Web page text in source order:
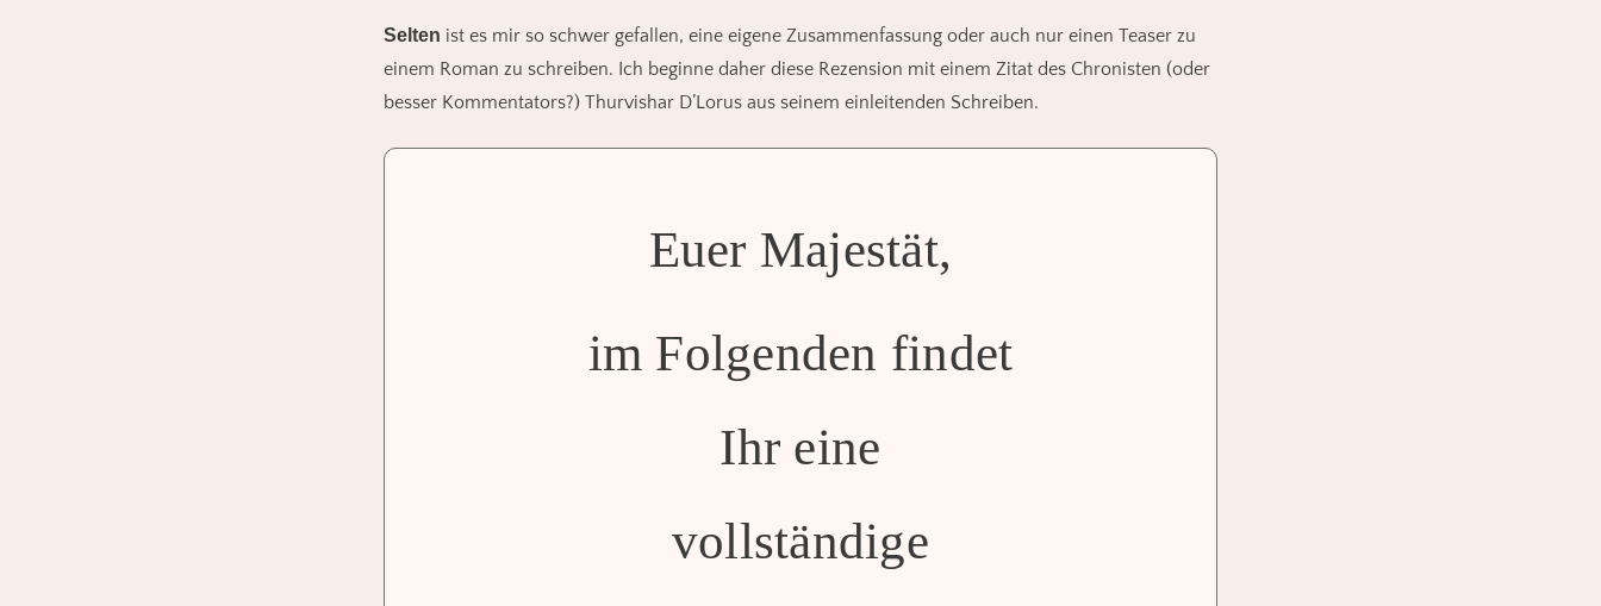
Selten ist es mir so schwer gefallen, eine eigene Zusammenfassung oder auch nur einen Teaser zu
einem Roman zu schreiben. Ich beginne daher diese Rezension mit einem Zitat des Chronisten (oder
besser Kommentators?) Thurvishar D’Lorus aus seinem einleitenden Schreiben.
Euer Majestät,
im Folgenden findet
Ihr eine
vollständige